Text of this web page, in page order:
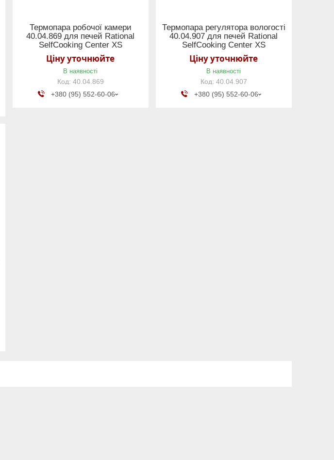
Термопара робочої камери
40.04.869 для печей Rational
SelfCooking Center XS
Ціну уточнюйте
В наявності
40.04.869
+380 (95) 552-60-06
Термопара регулятора вологості
40.04.907 для печей Rational
SelfCooking Center XS
Ціну уточнюйте
В наявності
40.04.907
+380 (95) 552-60-06